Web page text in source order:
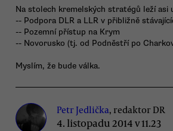
Na stolech kremelských stratégů leží asi
-- Podpora DLR a LLR v přibližně
-- Pozemní přístup na Krym
-- Novorusko (tj. od Podněstří po
Myslím, že bude válka.
Petr Jedlička, redaktor DR
4. listopadu 2014 v 11.23